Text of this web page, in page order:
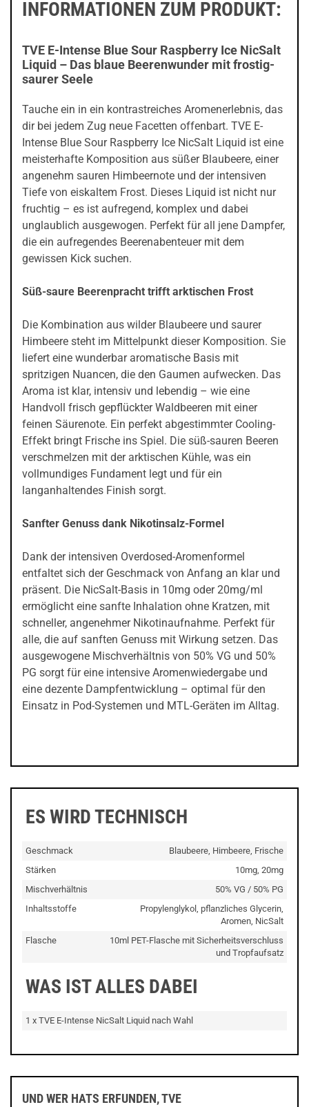
INFORMATIONEN ZUM PRODUKT:
TVE E-Intense Blue Sour Raspberry Ice NicSalt
Liquid – Das blaue Beerenwunder mit frostig-
saurer Seele
Tauche ein in ein kontrastreiches Aromenerlebnis, das
dir bei jedem Zug neue Facetten offenbart. TVE E-
Intense Blue Sour Raspberry Ice NicSalt Liquid ist eine
meisterhafte Komposition aus süßer Blaubeere, einer
angenehm sauren Himbeernote und der intensiven
Tiefe von eiskaltem Frost. Dieses Liquid ist nicht nur
fruchtig – es ist aufregend, komplex und dabei
unglaublich ausgewogen. Perfekt für all jene Dampfer,
die ein aufregendes Beerenabenteuer mit dem
gewissen Kick suchen.
Süß-saure Beerenpracht trifft arktischen Frost
Die Kombination aus wilder Blaubeere und saurer
Himbeere steht im Mittelpunkt dieser Komposition. Sie
liefert eine wunderbar aromatische Basis mit
spritzigen Nuancen, die den Gaumen aufwecken. Das
Aroma ist klar, intensiv und lebendig – wie eine
Handvoll frisch gepflückter Waldbeeren mit einer
feinen Säurenote. Ein perfekt abgestimmter Cooling-
Effekt bringt Frische ins Spiel. Die süß-sauren Beeren
verschmelzen mit der arktischen Kühle, was ein
vollmundiges Fundament legt und für ein
langanhaltendes Finish sorgt.
Sanfter Genuss dank Nikotinsalz-Formel
Dank der intensiven Overdosed-Aromenformel
entfaltet sich der Geschmack von Anfang an klar und
präsent. Die NicSalt-Basis in 10mg oder 20mg/ml
ermöglicht eine sanfte Inhalation ohne Kratzen, mit
schneller, angenehmer Nikotinaufnahme. Perfekt für
alle, die auf sanften Genuss mit Wirkung setzen. Das
ausgewogene Mischverhältnis von 50% VG und 50%
PG sorgt für eine intensive Aromenwiedergabe und
eine dezente Dampfentwicklung – optimal für den
Einsatz in Pod-Systemen und MTL-Geräten im Alltag.
ES WIRD TECHNISCH
Geschmack
Blaubeere, Himbeere, Frische
Stärken
10mg, 20mg
Mischverhältnis
50% VG / 50% PG
Inhaltsstoffe
Propylenglykol, pflanzliches Glycerin,
Aromen, NicSalt
Flasche
10ml PET-Flasche mit Sicherheitsverschluss
und Tropfaufsatz
WAS IST ALLES DABEI
1 x TVE E-Intense NicSalt Liquid nach Wahl
UND WER HATS ERFUNDEN, TVE